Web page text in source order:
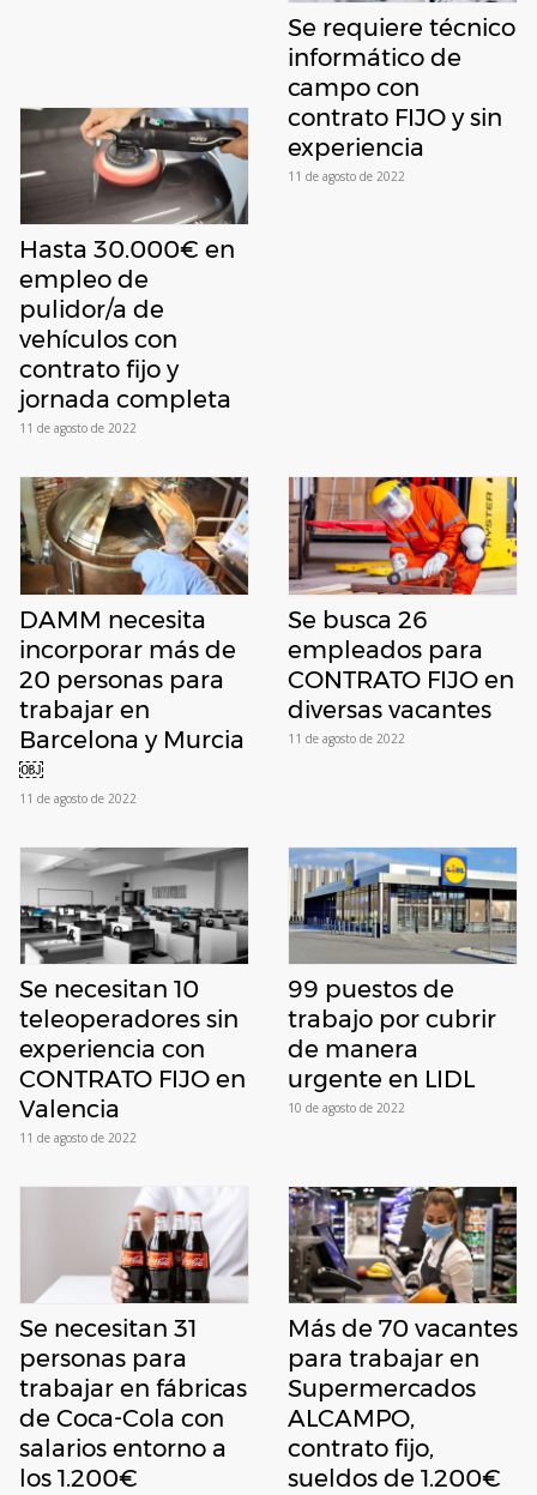
Hasta 30.000€ en
empleo de
pulidor/a de
vehículos con
contrato fijo y
jornada completa
11 de agosto de 2022
Se requiere técnico
informático de
campo con
contrato FIJO y sin
experiencia
11 de agosto de 2022
DAMM necesita
incorporar más de
20 personas para
trabajar en
Barcelona y Murcia
￼
11 de agosto de 2022
Se busca 26
empleados para
CONTRATO FIJO en
diversas vacantes
11 de agosto de 2022
Se necesitan 10
teleoperadores sin
experiencia con
CONTRATO FIJO en
Valencia
11 de agosto de 2022
99 puestos de
trabajo por cubrir
de manera
urgente en LIDL
10 de agosto de 2022
Se necesitan 31
personas para
trabajar en fábricas
de Coca-Cola con
salarios entorno a
los 1.200€
Más de 70 vacantes
para trabajar en
Supermercados
ALCAMPO,
contrato fijo,
sueldos de 1.200€